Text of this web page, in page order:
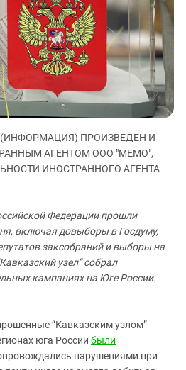
ЗАСТАВЛЯЕТ
КАВКАЗ ЗА ПАЛЕСТИНУ
ИНАКОМЫСЛИЕ В ЧЕЧНЕ
ПРЕСЛЕДОВАНИЕ АКТИВИСТОВ
МОБИЛИЗАЦИЯ И ПРОТЕСТЫ
ПРОИЗВЕДЕН И
АГЕНТОМ ООО "МЕМО",
ИНОСТРАННОГО АГЕНТА
Федерации прошли
включая довыборы в Госдуму,
заксобраний и выборы на
узел” собрал
кампаниях на Юге России.
“Кавказским узлом”
юга России были
нарушениями при